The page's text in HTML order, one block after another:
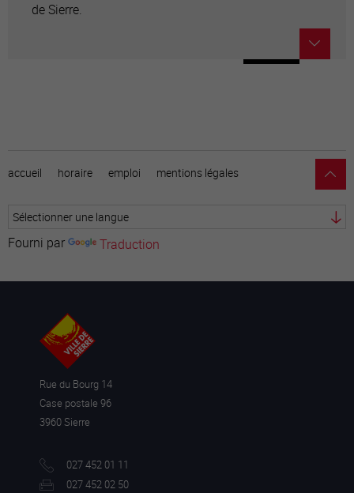
de Sierre.
accueil horaire emploi mentions légales
Fourni par Traduction
Rue du Bourg 14
Case postale 96
3960 Sierre
027 452 01 11
027 452 02 50